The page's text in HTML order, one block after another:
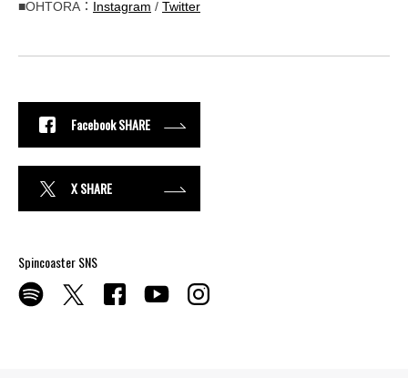
■OHTORA： Instagram / Twitter
Facebook SHARE
X SHARE
Spincoaster SNS